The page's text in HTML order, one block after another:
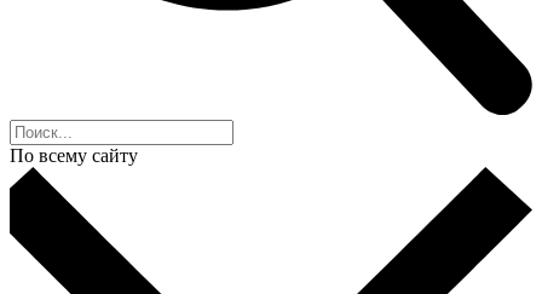
По всему сайту